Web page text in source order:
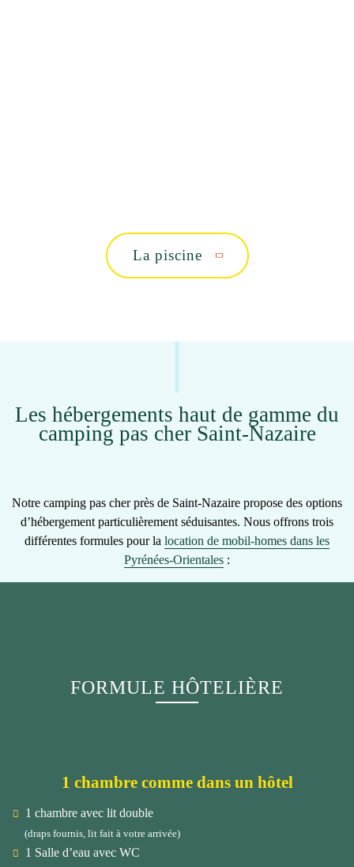
La piscine
Les hébergements haut de gamme du
camping pas cher Saint-Nazaire
Notre camping pas cher près de Saint-Nazaire propose des options
d’hébergement particulièrement séduisantes. Nous offrons trois
différentes formules pour la location de mobil-homes dans les
Pyrénées-Orientales :
FORMULE HÔTELIÈRE
1 chambre comme dans un hôtel
1 chambre avec lit double
(draps fournis, lit fait à votre arrivée)
1 Salle d’eau avec WC